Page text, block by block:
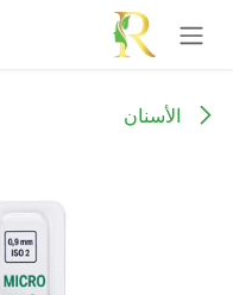
تخطي للذهاب إلى المحتوى
الأسنان